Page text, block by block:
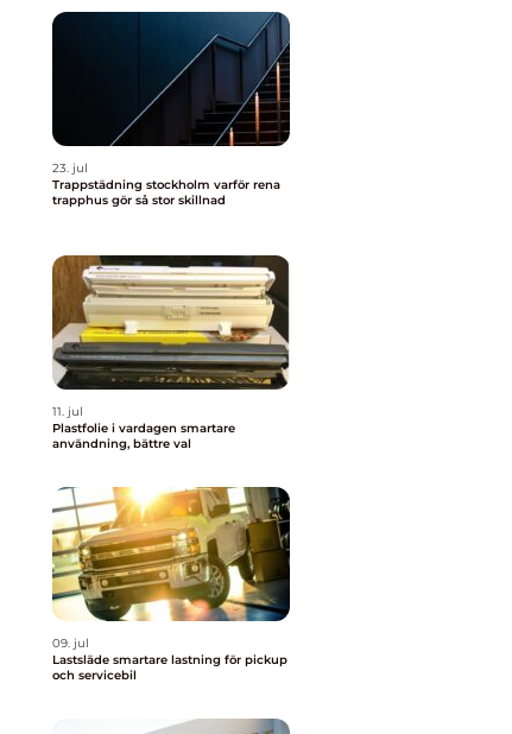
23. jul
Trappstädning stockholm varför rena
trapphus gör så stor skillnad
11. jul
Plastfolie i vardagen smartare
användning, bättre val
09. jul
Lastsläde smartare lastning för pickup
och servicebil